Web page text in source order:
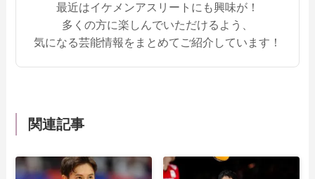
最近はイケメンアスリートにも興味が！
多くの方に楽しんでいただけるよう、
気になる芸能情報をまとめてご紹介しています！
関連記事